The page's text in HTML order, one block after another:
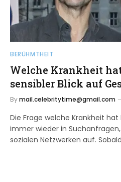
BERÜHMTHEIT
Welche Krankheit
sensibler Blick auf
Bymail.celebritytime@gmail.com
Die Frage welche Krankheit
immer wieder in
sozialen Netzwerken auf.